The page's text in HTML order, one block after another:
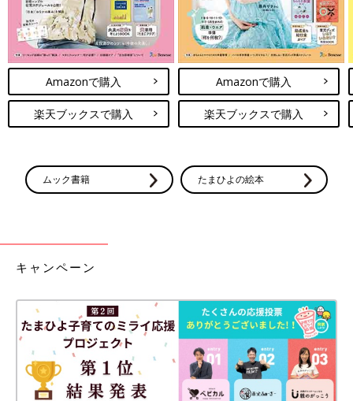
Amazonで購入
楽天ブックスで購入
Amazonで購入
楽天ブックスで購入
ムック書籍 たまひよの絵本
キャンペーン